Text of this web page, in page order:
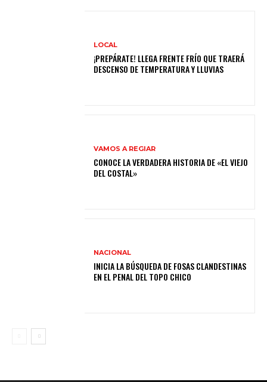
LOCAL
¡PREPÁRATE! LLEGA FRENTE FRÍO QUE TRAERÁ
DESCENSO DE TEMPERATURA Y LLUVIAS
VAMOS A REGIAR
CONOCE LA VERDADERA HISTORIA DE «EL VIEJO
DEL COSTAL»
NACIONAL
INICIA LA BÚSQUEDA DE FOSAS CLANDESTINAS
EN EL PENAL DEL TOPO CHICO